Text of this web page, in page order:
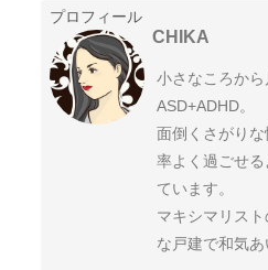
プロフィール
CHIKA
小さなころか
ASD+ADHD。
面倒くさがり
率よく過ごせ
ています。
マキシマリス
な戸建で和気あ